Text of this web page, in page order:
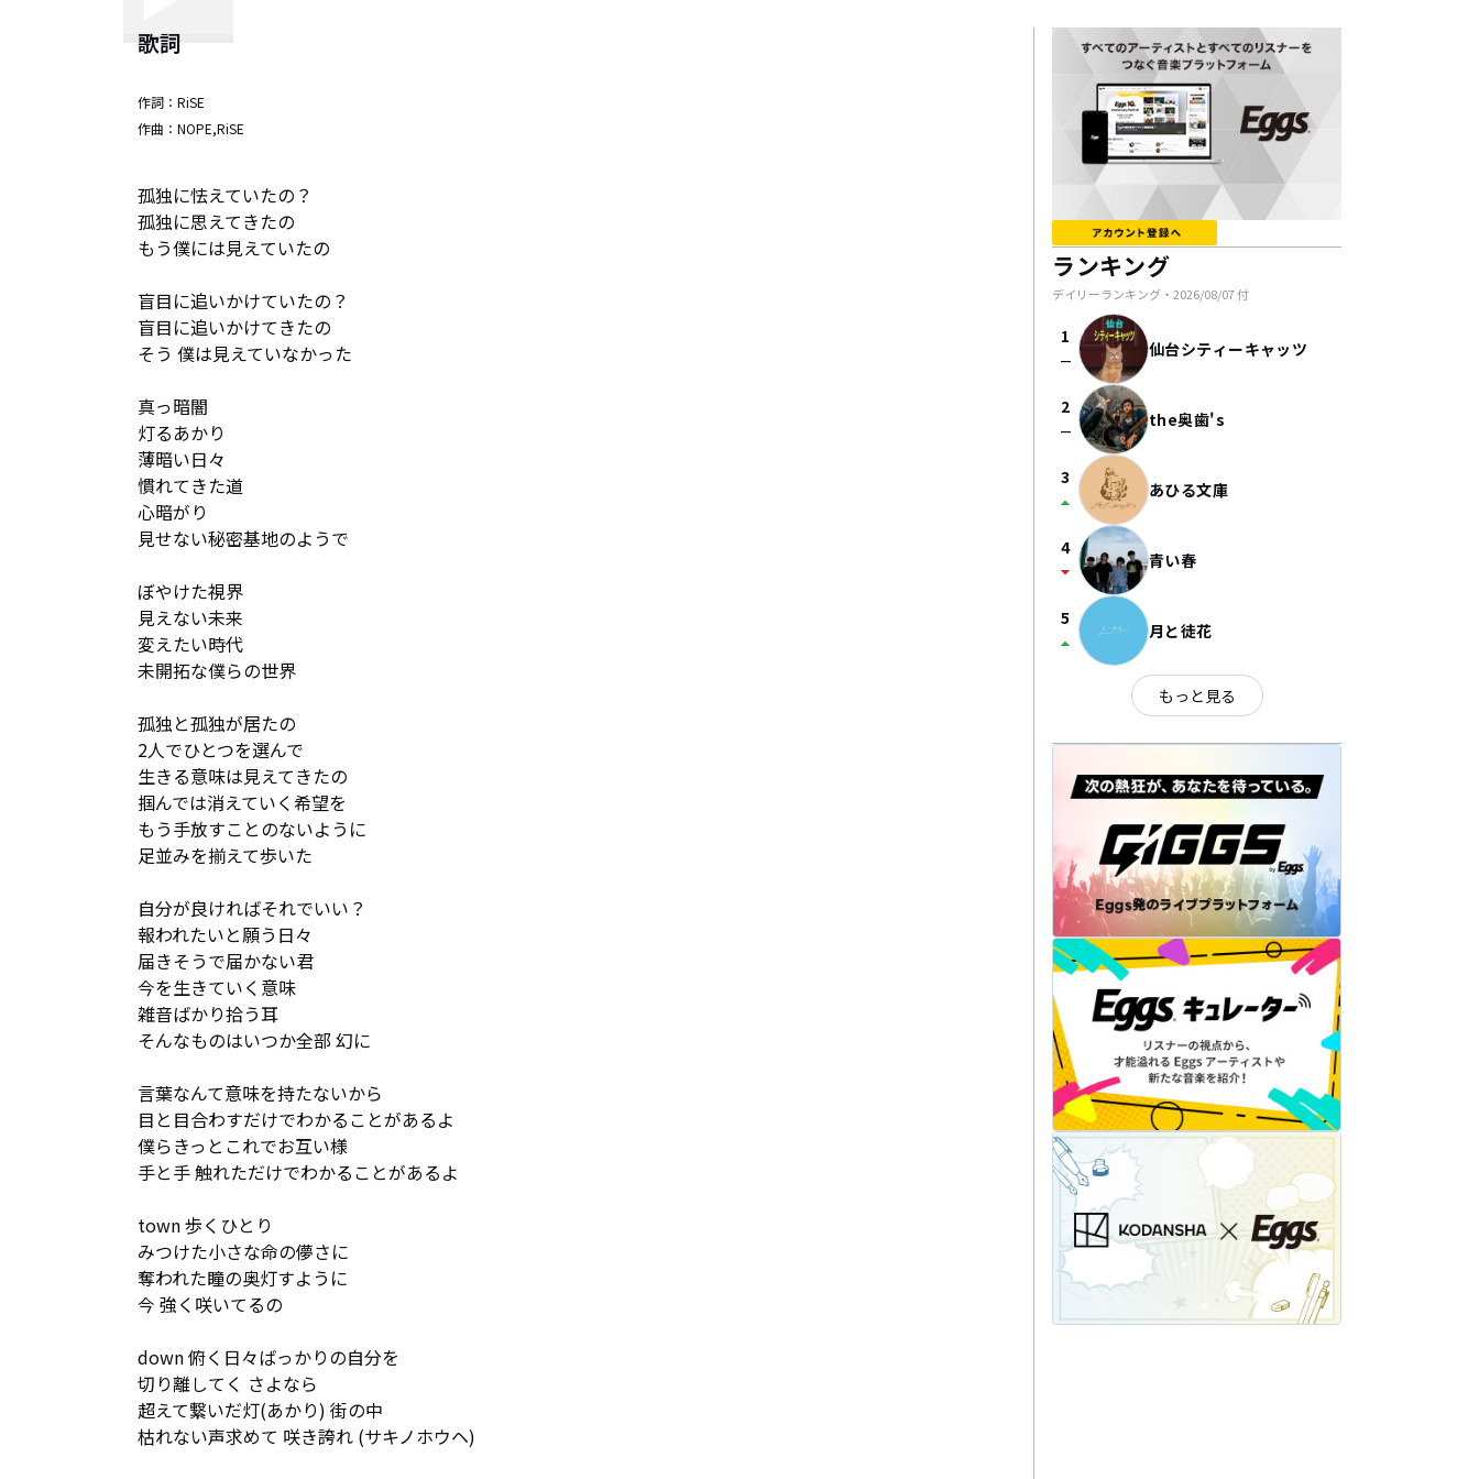
歌詞
作詞： RiSE
作曲： NOPE,RiSE
孤独に怯えていたの？
孤独に思えてきたの
もう僕には見えていたの
盲目に追いかけていたの？
盲目に追いかけてきたの
そう 僕は見えていなかった
真っ暗闇
灯るあかり
薄暗い日々
慣れてきた道
心暗がり
見せない秘密基地のようで
ぼやけた視界
見えない未来
変えたい時代
未開拓な僕らの世界
孤独と孤独が居たの
2人でひとつを選んで
生きる意味は見えてきたの
掴んでは消えていく希望を
もう手放すことのないように
足並みを揃えて歩いた
自分が良ければそれでいい？
報われたいと願う日々
届きそうで届かない君
今を生きていく意味
雑音ばかり拾う耳
そんなものはいつか全部 幻に
言葉なんて意味を持たないから
目と目合わすだけでわかることがあるよ
僕らきっとこれでお互い様
手と手 触れただけでわかることがあるよ
town 歩くひとり
みつけた小さな命の儚さに
奪われた瞳の奥灯すように
今 強く咲いてるの
down 俯く日々ばっかりの自分を
切り離してく さよなら
超えて繋いだ灯(あかり) 街の中
枯れない声求めて 咲き誇れ (サキノホウヘ)
ランキング
デイリーランキング・ 2026/08/07付
1
check_indeterminate_small 仙台シティーキャッツ
2
check_indeterminate_small the奥歯's
3
arrow_drop_up あひる文庫
4
arrow_drop_down 青い春
5
arrow_drop_up 月と徒花
もっと見る